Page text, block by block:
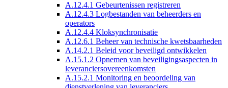
A.12.4.1 Gebeurtenissen registreren
A.12.4.3 Logbestanden van beheerders en
operators
A.12.4.4 Kloksynchronisatie
A.12.6.1 Beheer van technische kwetsbaarheden
A.14.2.1 Beleid voor beveiligd ontwikkelen
A.15.1.2 Opnemen van beveiligingsaspecten in
leveranciersovereenkomsten
A.15.2.1 Monitoring en beoordeling van